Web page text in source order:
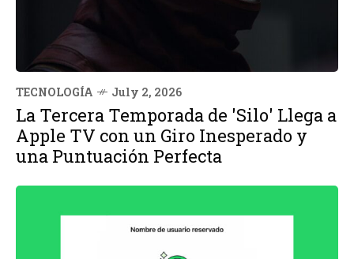
TECNOLOGÍA July 2, 2026
La Tercera Temporada de 'Silo' Llega a
Apple TV con un Giro Inesperado y
una Puntuación Perfecta